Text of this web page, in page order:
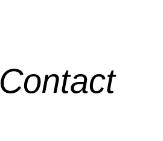
Contact